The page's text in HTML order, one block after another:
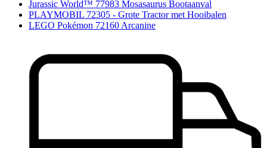
Jurassic World™ 77983 Mosasaurus Bootaanval
PLAYMOBIL 72305 - Grote Tractor met Hooibalen
LEGO Pokémon 72160 Arcanine